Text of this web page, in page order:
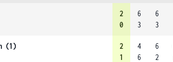
2
0
6
3
6
3
(1)
2
1
4
6
6
2